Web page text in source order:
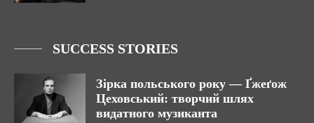
SUCCESS STORIES
Зірка польського року — Ґжеґож
Цеховський: творчий шлях
видатного музиканта